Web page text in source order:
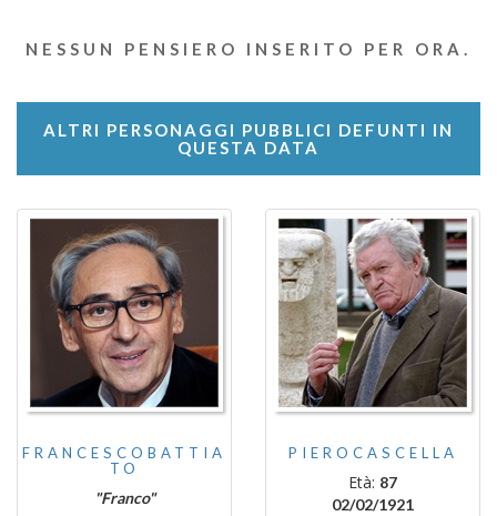
NESSUN PENSIERO INSERITO PER ORA.
ALTRI PERSONAGGI PUBBLICI DEFUNTI IN
QUESTA DATA
FRANCESCOBATTIA
TO
"Franco"
PIEROCASCELLA
Età: 87
02/02/1921